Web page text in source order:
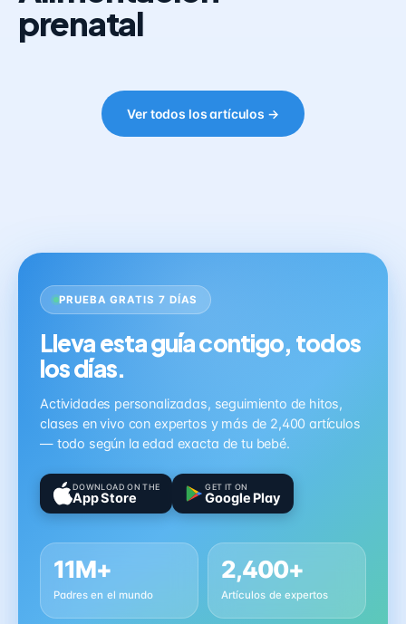
prenatal
Ver todos los artículos →
PRUEBA GRATIS 7 DÍAS
Lleva esta guía contigo, todos
los días.
Actividades personalizadas, seguimiento de hitos,
clases en vivo con expertos y más de 2,400 artículos
— todo según la edad exacta de tu bebé.
DOWNLOAD ON THE
App Store
GET IT ON
Google Play
11M+
Padres en el mundo
2,400+
Artículos de expertos